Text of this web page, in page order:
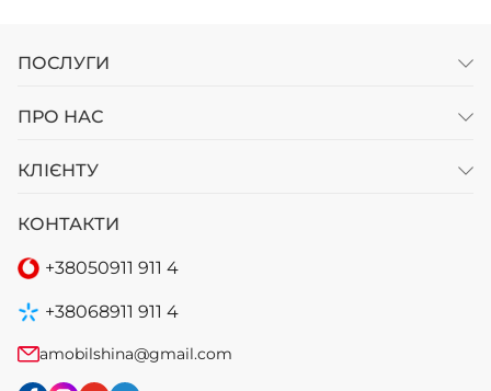
ПОСЛУГИ
ПРО НАС
КЛІЄНТУ
КОНТАКТИ
+38050911 911 4
+38068911 911 4
amobilshina@gmail.com